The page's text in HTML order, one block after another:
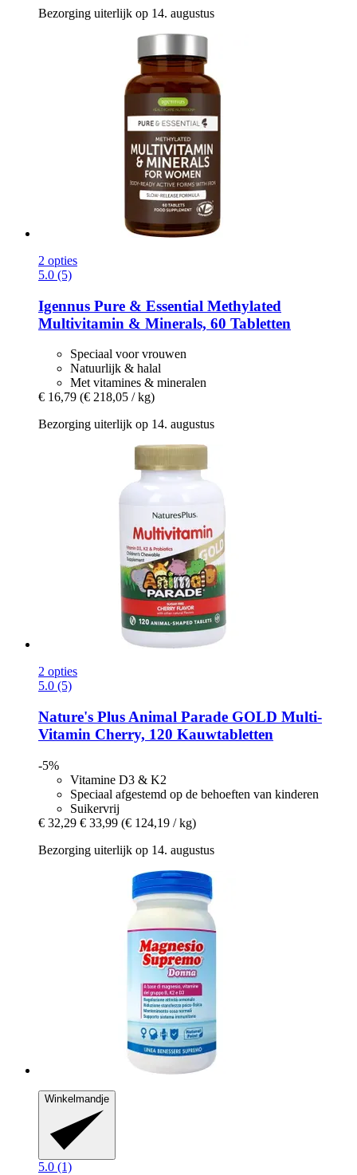
Bezorging uiterlijk op 14. augustus
2 opties
5.0 (5)
Igennus Pure & Essential Methylated
Multivitamin & Minerals, 60 Tabletten
Speciaal voor vrouwen
Natuurlijk & halal
Met vitamines & mineralen
€ 16,79 (€ 218,05 / kg)
Bezorging uiterlijk op 14. augustus
2 opties
5.0 (5)
Nature's Plus Animal Parade GOLD Multi-​
Vitamin Cherry, 120 Kauwtabletten
-5%
Vitamine D3 & K2
Speciaal afgestemd op de behoeften van kinderen
Suikervrij
€ 32,29 € 33,99 (€ 124,19 / kg)
Bezorging uiterlijk op 14. augustus
Winkelmandje
5.0 (1)